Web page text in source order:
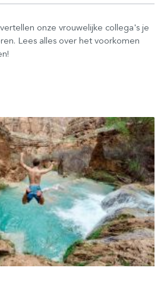
onze vrouwelijke collega's je
Lees alles over het voorkomen